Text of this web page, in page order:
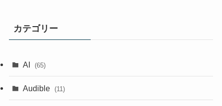
カテゴリー
AI (65)
Audible (11)